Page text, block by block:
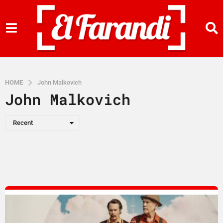
HOME John Malkovich
John Malkovich
Recent